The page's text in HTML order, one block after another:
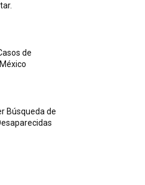
de
Búsqueda de